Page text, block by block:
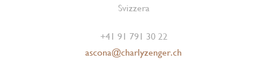
Svizzera
+41 91 791 30 22
ascona@charlyzenger.ch